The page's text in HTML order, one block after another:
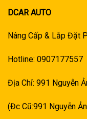
DCAR AUTO
Nâng Cấp & Lắp Đặt
Hotline: 0907177557
Địa Chỉ: 991 Nguyễn
(Đc Cũ:991 Nguyễn